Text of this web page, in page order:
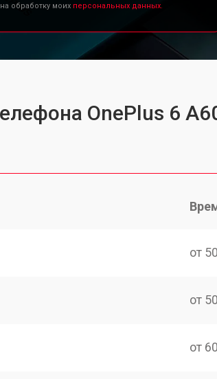
обработку моих персональных данных.
OnePlus 6
от
от
от